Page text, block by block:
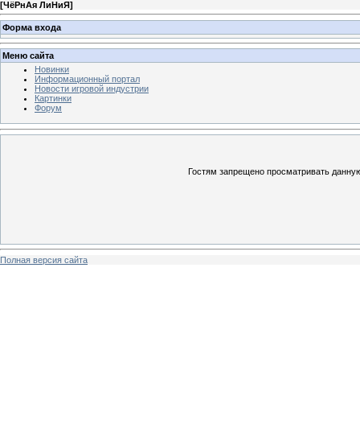
[ЧёРнАя ЛиНиЯ]
Форма входа
Меню сайта
Новинки
Информационный портал
Новости игровой индустрии
Картинки
Форум
Гостям запрещено просматривать
Полная версия сайта